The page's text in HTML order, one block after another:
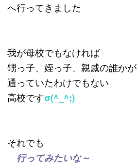
へ行ってきました
我が母校でもなければ
甥っ子、姪っ子、親戚の誰かが
通っていたわけでもない
高校ですσ(^_^;)
それでも
行ってみたいな～